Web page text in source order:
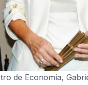
de Economía,